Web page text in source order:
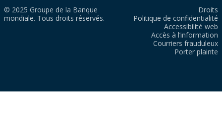
© 2025 Groupe de la Banque
mondiale. Tous droits réservés.
Droits
Politique de confidentialité
Accessibilité web
Accès à l’information
Courriers frauduleux
Porter plainte